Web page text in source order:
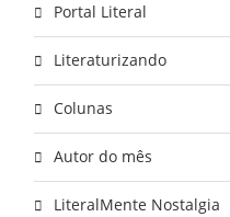
Portal Literal
Literaturizando
Colunas
Autor do mês
LiteralMente Nostalgia